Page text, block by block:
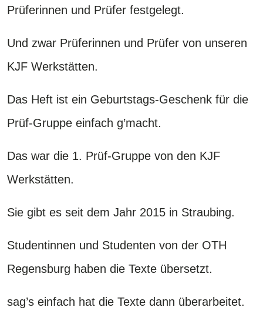
Prüferinnen und Prüfer festgelegt.
Und zwar Prüferinnen und Prüfer von unseren
KJF Werkstätten.
Das Heft ist ein Geburtstags-Geschenk für die
Prüf-Gruppe einfach g’macht.
Das war die 1. Prüf-Gruppe von den KJF
Werkstätten.
Sie gibt es seit dem Jahr 2015 in Straubing.
Studentinnen und Studenten von der OTH
Regensburg haben die Texte übersetzt.
sag’s einfach hat die Texte dann überarbeitet.